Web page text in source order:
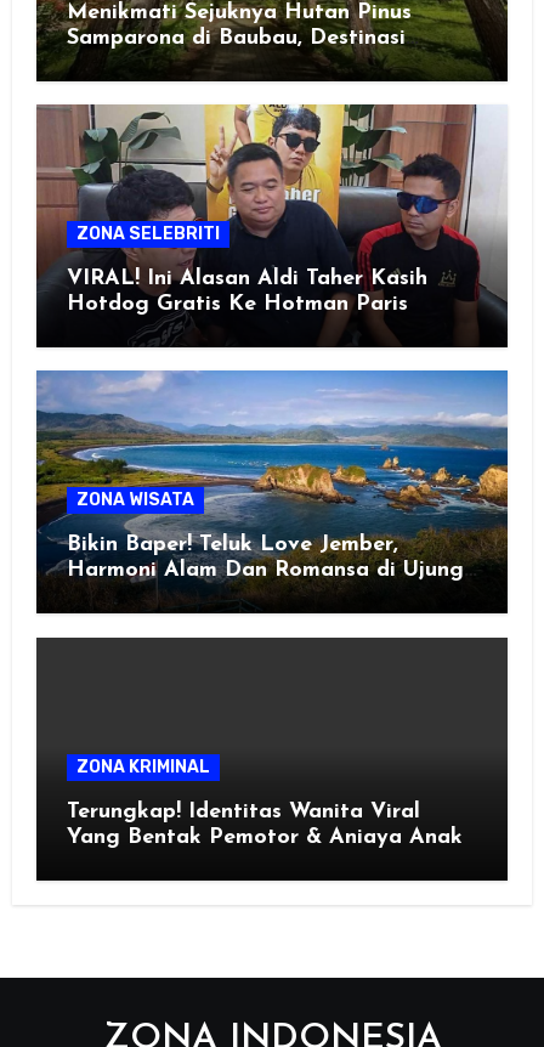
Menikmati Sejuknya Hutan Pinus
Samparona di Baubau, Destinasi
Healing Favorit!
ZONA SELEBRITI
VIRAL! Ini Alasan Aldi Taher Kasih
Hotdog Gratis Ke Hotman Paris
ZONA WISATA
Bikin Baper! Teluk Love Jember,
Harmoni Alam Dan Romansa di Ujung
Selatan Jawa
ZONA KRIMINAL
Terungkap! Identitas Wanita Viral
Yang Bentak Pemotor & Aniaya Anak
ZONA INDONESIA